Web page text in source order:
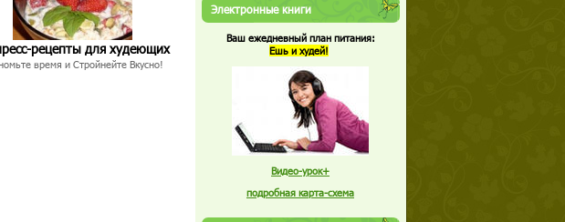
рецепты для худеющих
время и Стройнейте Вкусно!
Электронные книги
Ваш ежедневный план питания:
Ешь и худей!
Видео-урок+
подробная карта-схема